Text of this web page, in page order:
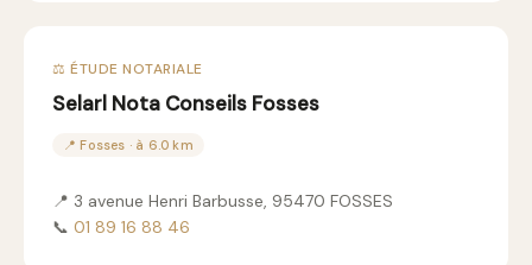
⚖️ ÉTUDE NOTARIALE
Selarl Nota Conseils Fosses
📍 Fosses · à 6.0 km
📍 3 avenue Henri Barbusse, 95470 FOSSES
📞 01 89 16 88 46